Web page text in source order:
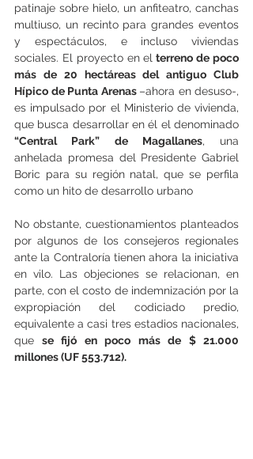
patinaje sobre hielo, un anfiteatro, canchas
multiuso, un recinto para grandes eventos
y espectáculos, e incluso viviendas
sociales. El proyecto en el terreno de poco
más de 20 hectáreas del antiguo Club
Hípico de Punta Arenas –ahora en desuso-,
es impulsado por el Ministerio de vivienda,
“Central Park” de Magallanes, una
anhelada promesa del Presidente Gabriel
Boric para su región natal, que se perfila
como un hito de desarrollo urbano
No obstante, cuestionamientos planteados
por algunos de los consejeros regionales
ante la Contraloría tienen ahora la iniciativa
en vilo. Las objeciones se relacionan, en
parte, con el costo de indemnización por la
expropiación del codiciado predio,
equivalente a casi tres estadios nacionales,
que se fijó en poco más de $ 21.000
millones (UF 553.712).